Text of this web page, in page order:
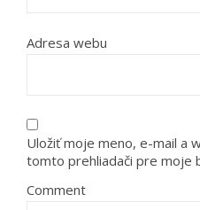
Adresa webu
Uložiť moje meno, e-mail a
tomto prehliadači pre moje
Comment